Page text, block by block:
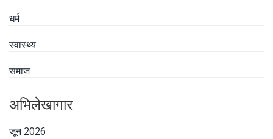
धर्म
स्वास्थ्य
समाज
अभिलेखागार
जून 2026